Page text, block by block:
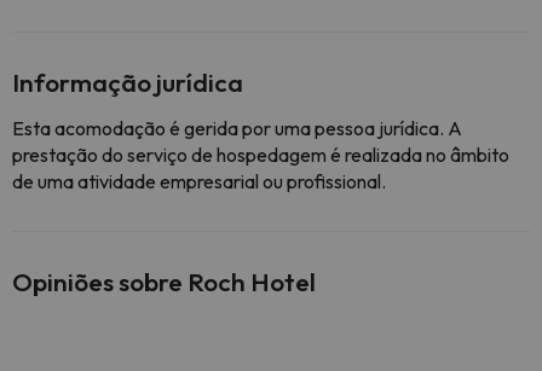
Informação jurídica
Esta acomodação é gerida por uma pessoa jurídica. A
prestação do serviço de hospedagem é realizada no âmbito
de uma atividade empresarial ou profissional.
Opiniões sobre Roch Hotel